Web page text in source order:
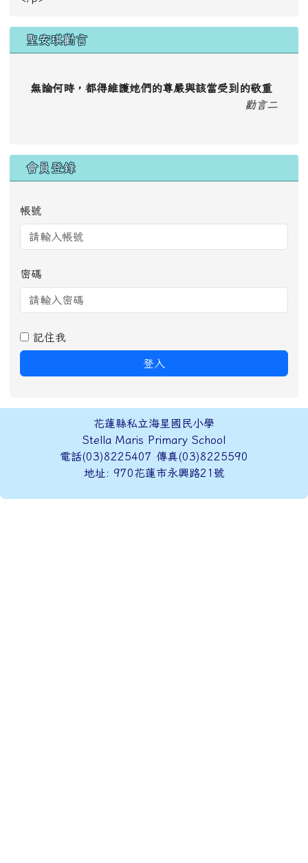
聖安琪勸言
無論何時，都得維護她們的尊嚴與該當受到的敬重
勸言二
會員登錄
帳號
密碼
記住我
登入
頁尾區域內容花蓮縣私立海星國民小學
Stella Maris Primary School
電話(03)8225407 傳真(03)8225590
地址: 970花蓮市永興路21號